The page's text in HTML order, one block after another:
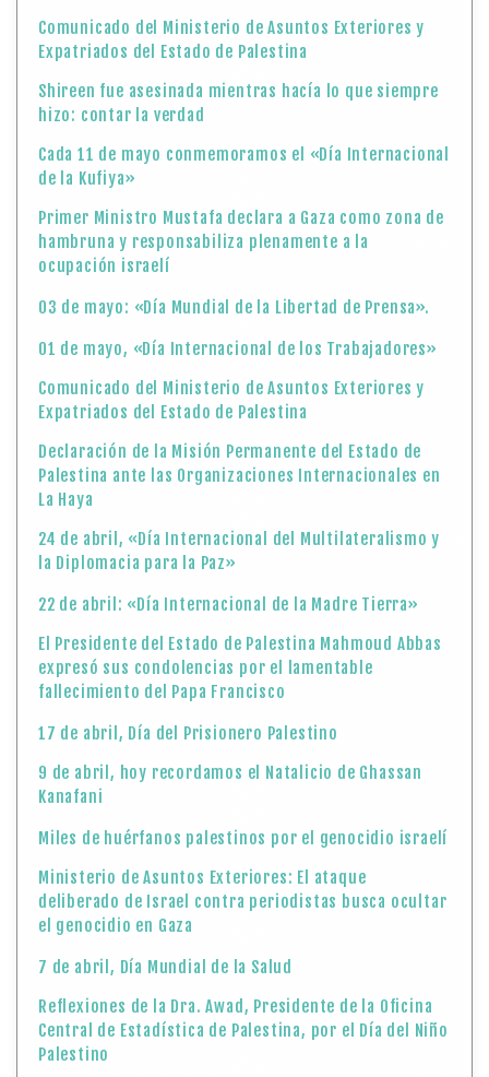
Comunicado del Ministerio de Asuntos Exteriores y
Expatriados del Estado de Palestina
Shireen fue asesinada mientras hacía lo que siempre
hizo: contar la verdad
Cada 11 de mayo conmemoramos el «Día Internacional
de la Kufiya»
Primer Ministro Mustafa declara a Gaza como zona de
hambruna y responsabiliza plenamente a la
ocupación israelí
03 de mayo: «Día Mundial de la Libertad de Prensa».
01 de mayo, «Día Internacional de los Trabajadores»
Comunicado del Ministerio de Asuntos Exteriores y
Expatriados del Estado de Palestina
Declaración de la Misión Permanente del Estado de
Palestina ante las Organizaciones Internacionales en
La Haya
24 de abril, «Día Internacional del Multilateralismo y
la Diplomacia para la Paz»
22 de abril: «Día Internacional de la Madre Tierra»
El Presidente del Estado de Palestina Mahmoud Abbas
expresó sus condolencias por el lamentable
fallecimiento del Papa Francisco
17 de abril, Día del Prisionero Palestino
9 de abril, hoy recordamos el Natalicio de Ghassan
Kanafani
Miles de huérfanos palestinos por el genocidio israelí
Ministerio de Asuntos Exteriores: El ataque
deliberado de Israel contra periodistas busca ocultar
el genocidio en Gaza
7 de abril, Día Mundial de la Salud
Reflexiones de la Dra. Awad, Presidente de la Oficina
Central de Estadística de Palestina, por el Día del Niño
Palestino